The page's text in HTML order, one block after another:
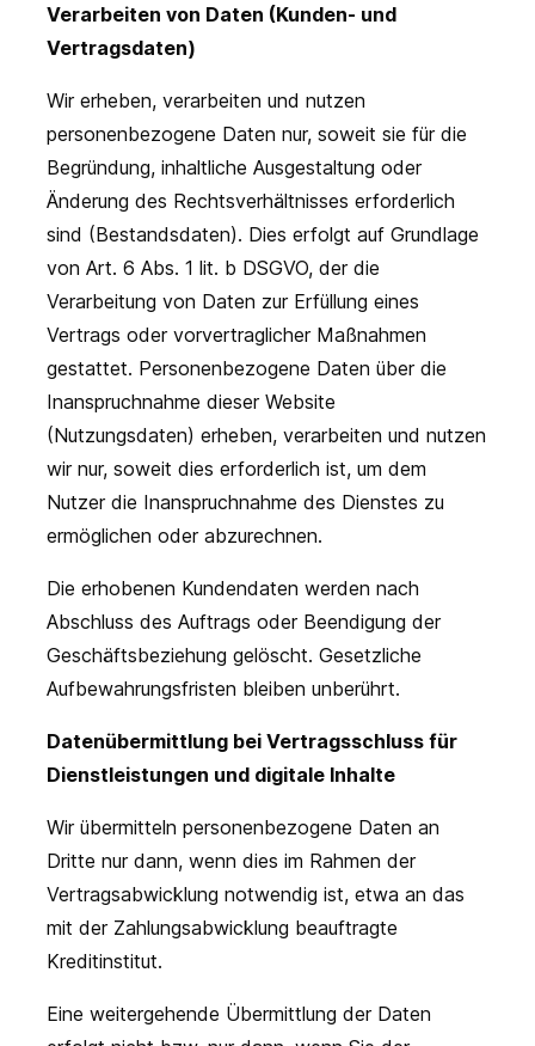
Verarbeiten von Daten (Kunden- und
Vertragsdaten)
Wir erheben, verarbeiten und nutzen
personenbezogene Daten nur, soweit sie für die
Begründung, inhaltliche Ausgestaltung oder
Änderung des Rechtsverhältnisses erforderlich
sind (Bestandsdaten). Dies erfolgt auf Grundlage
von Art. 6 Abs. 1 lit. b DSGVO, der die
Verarbeitung von Daten zur Erfüllung eines
Vertrags oder vorvertraglicher Maßnahmen
gestattet. Personenbezogene Daten über die
Inanspruchnahme dieser Website
(Nutzungsdaten) erheben, verarbeiten und nutzen
wir nur, soweit dies erforderlich ist, um dem
Nutzer die Inanspruchnahme des Dienstes zu
ermöglichen oder abzurechnen.
Die erhobenen Kundendaten werden nach
Abschluss des Auftrags oder Beendigung der
Geschäftsbeziehung gelöscht. Gesetzliche
Aufbewahrungsfristen bleiben unberührt.
Datenübermittlung bei Vertragsschluss für
Dienstleistungen und digitale Inhalte
Wir übermitteln personenbezogene Daten an
Dritte nur dann, wenn dies im Rahmen der
Vertragsabwicklung notwendig ist, etwa an das
mit der Zahlungsabwicklung beauftragte
Kreditinstitut.
Eine weitergehende Übermittlung der Daten